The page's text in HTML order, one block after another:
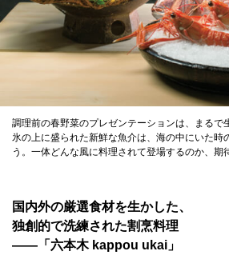
調理前の春野菜のプレゼンテーションは、まるで
氷の上に盛られた新鮮な魚介は、海の中にいた時
う。一体どんな風に料理されて登場するのか、期
国内外の厳選食材を生かした、
独創的で洗練された割烹料理
——「六本木 kappou ukai」